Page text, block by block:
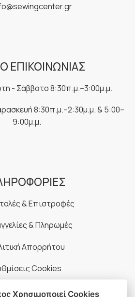
ΕΠΙΚΟΙΝΩΝΙΑΣ
- Σάββατο 8:30π.μ.–3:00μ.μ.
8:30π.μ.–2:30μ.μ. & 5:00–
9:00μ.μ.
& Επιστροφές
& Πληρωμές
Απορρήτου
Cookies
& Ασφάλεια
Χρησιμοποιεί Cookies